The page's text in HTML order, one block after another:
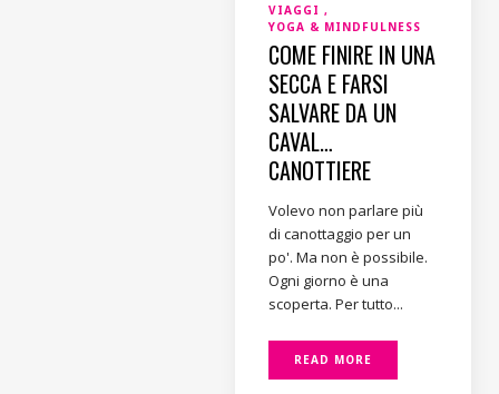
VIAGGI
YOGA & MINDFULNESS
COME FINIRE IN UNA
SECCA E FARSI
SALVARE DA UN
CAVAL…
CANOTTIERE
Volevo non parlare più
di canottaggio per un
po'. Ma non è possibile.
Ogni giorno è una
scoperta. Per tutto...
READ MORE